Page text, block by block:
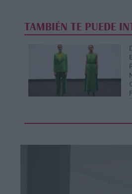
TAMBIÉN TE PUEDE